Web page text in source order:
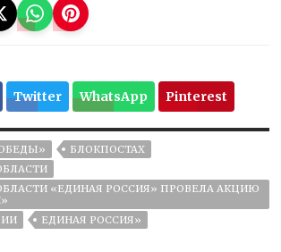
Twitter WhatsApp Pinterest
БЛОКПОСТАХ
«ЕДИНАЯ РОССИЯ» ПРОВЕЛА АКЦИЮ
ЕДИНАЯ РОССИЯ»